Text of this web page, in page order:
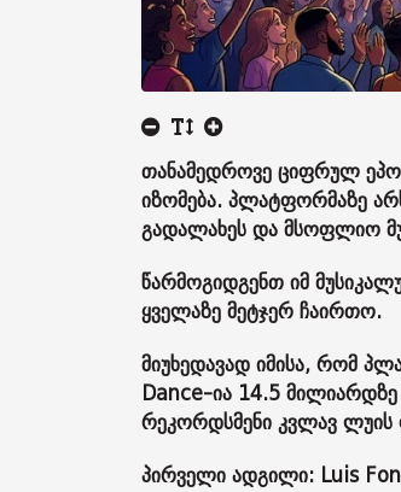
თანამედროვე ციფრულ
იზომება. პლატფორმაზე
გადალახეს და მსოფლიო
წარმოგიდგენთ იმ
ყველაზე მეტჯერ ჩაირთო.
მიუხედავად იმისა, რომ
Dance-ია 14.5
რეკორდსმენი კვლავ ლუის
პირველი ადგილი: Luis